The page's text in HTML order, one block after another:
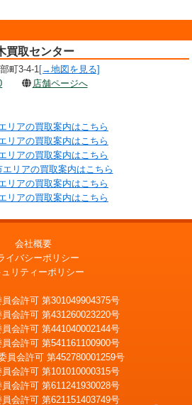
買取センター
町3-4-1 [→地図を見る]
店舗ページへ
リアの買取案内はこちら
リアの買取案内はこちら
リアの買取案内はこちら
リアの買取案内はこちら
リアの買取案内はこちら
リアの買取案内はこちら
会社概要
イバシーポリシー
リティーポリシー
会許可 第301049904375号
会許可 第431260023220号
会許可 第441040002144号
会許可 第541161100900号
員会許可 第452780001259号
会許可 第101010000315号
会許可 第611241930028号
会許可 第621151403749号